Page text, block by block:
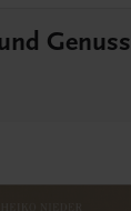
Genuss